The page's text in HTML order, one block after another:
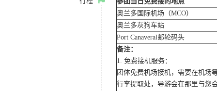
奥兰多国际机场（MCO）
奥兰多灰狗车站
Port Canaveral邮轮码头
备注：
1. 免费接机服务：
团体免费机场接机，需要在机场
行李提取处，导游会在那里与您